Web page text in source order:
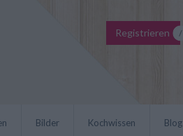
Registrieren
Bilder Kochwissen Blog